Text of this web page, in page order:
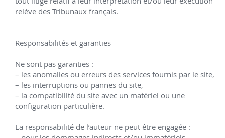
vous reconnaissez dans la multipotentialité et que
présente toutes les clés pour y arriver.
L'auteur propose un chemin qui conjugue stratégie
personnel. Les personnes interviewées dans ces
relève des Tribunaux français.
Responsabilités et garanties
Ne sont pas garanties :
– les anomalies ou erreurs des services fournis par le site,
– les interruptions ou pannes du site,
– la compatibilité du site avec un matériel ou une
configuration particulière.
La responsabilité de l’auteur ne peut être engagée :